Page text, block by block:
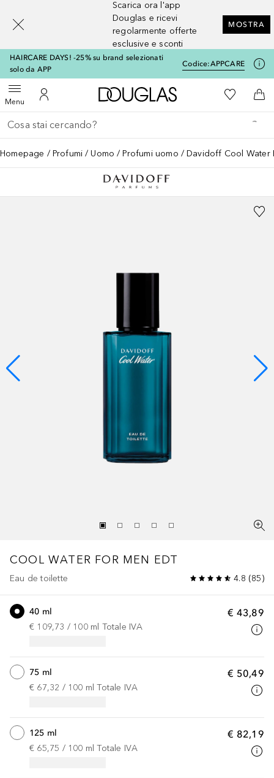
Scarica ora l'app
Douglas e ricevi
regolarmente offerte
esclusive e sconti
MOSTRA
HAIRCARE DAYS! -25% su brand selezionati
solo da APP
Codice:APPCARE
MenuApri menuAl Mio Account
A Douglas HomeAlla Mia
Al
Torna indietro
Esegui ricerca
Homepage Profumi Uomo Profumi uomo Davidoff Cool Water
COOL WATER FOR MEN EDT
Eau de toilette 4.8 (85)
€ 43,89
40 ml
€ 109,73 / 100 ml Totale IVA
€ 50,49
75 ml
€ 67,32 / 100 ml Totale IVA
€ 82,19
125 ml
€ 65,75 / 100 ml Totale IVA
[navigation.slideout.screenreader]